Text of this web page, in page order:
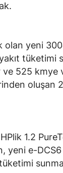
olan yeni
tüketimi
525 kmye
oluşan
1.2
e-DCS6